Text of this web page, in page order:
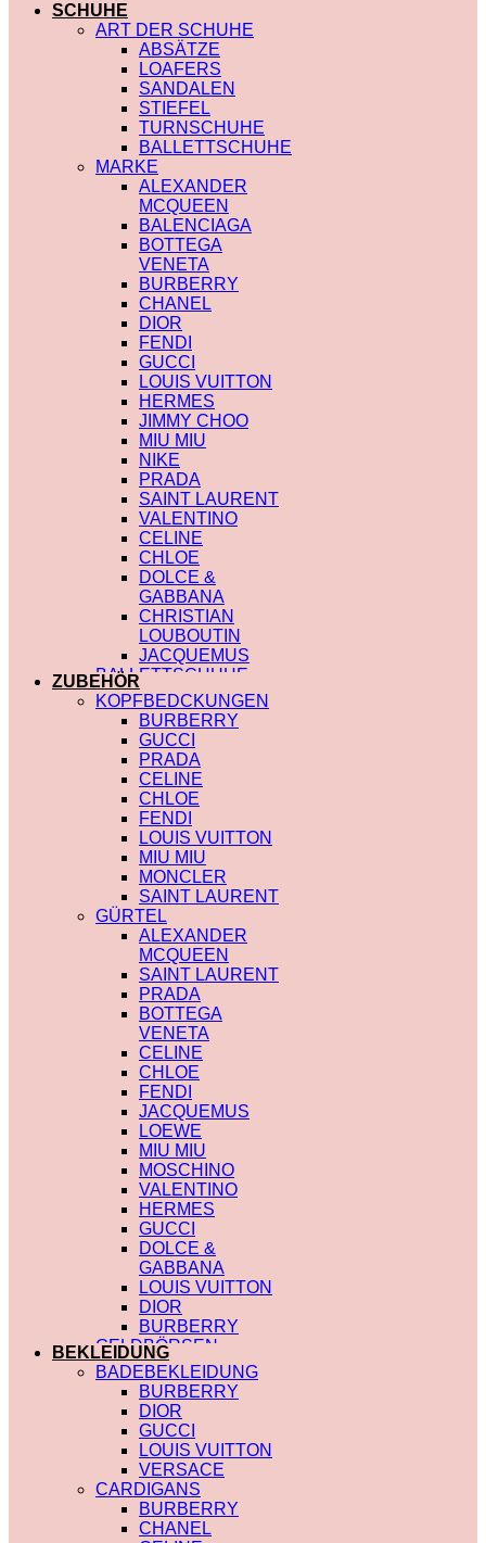
SCHUHE
ART DER SCHUHE
ABSÄTZE
LOAFERS
SANDALEN
STIEFEL
TURNSCHUHE
BALLETTSCHUHE
MARKE
ALEXANDER
MCQUEEN
BALENCIAGA
BOTTEGA
VENETA
BURBERRY
CHANEL
DIOR
FENDI
GUCCI
LOUIS VUITTON
HERMES
JIMMY CHOO
MIU MIU
NIKE
PRADA
SAINT LAURENT
VALENTINO
CELINE
CHLOE
DOLCE &
GABBANA
CHRISTIAN
LOUBOUTIN
JACQUEMUS
BALLETTSCHUHE
LOUIS VUITTON
ZUBEHÖR
KOPFBEDCKUNGEN
BURBERRY
GUCCI
PRADA
CELINE
CHLOE
FENDI
LOUIS VUITTON
MIU MIU
MONCLER
SAINT LAURENT
GÜRTEL
ALEXANDER
MCQUEEN
SAINT LAURENT
PRADA
BOTTEGA
VENETA
CELINE
CHLOE
FENDI
JACQUEMUS
LOEWE
MIU MIU
MOSCHINO
VALENTINO
HERMES
GUCCI
DOLCE &
GABBANA
LOUIS VUITTON
DIOR
BURBERRY
GELDBÖRSEN
SAINT LAURENT
PRADA
HERMES
GUCCI
DIOR
CHLOE
FENDI
JACQUEMUS
CELINE
BEKLEIDUNG
BADEBEKLEIDUNG
BURBERRY
DIOR
GUCCI
LOUIS VUITTON
VERSACE
CARDIGANS
BURBERRY
CHANEL